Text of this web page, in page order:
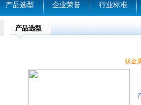
产品选型 企业荣誉 行业标准
产品选型
双金